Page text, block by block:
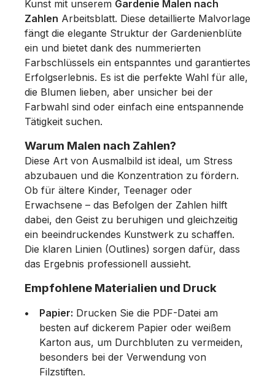
Kunst mit unserem Gardenie Malen nach
Zahlen Arbeitsblatt. Diese detaillierte Malvorlage
fängt die elegante Struktur der Gardenienblüte
ein und bietet dank des nummerierten
Farbschlüssels ein entspanntes und garantiertes
Erfolgserlebnis. Es ist die perfekte Wahl für alle,
die Blumen lieben, aber unsicher bei der
Farbwahl sind oder einfach eine entspannende
Tätigkeit suchen.
Warum Malen nach Zahlen?
Diese Art von Ausmalbild ist ideal, um Stress
abzubauen und die Konzentration zu fördern.
Ob für ältere Kinder, Teenager oder
Erwachsene – das Befolgen der Zahlen hilft
dabei, den Geist zu beruhigen und gleichzeitig
ein beeindruckendes Kunstwerk zu schaffen.
Die klaren Linien (Outlines) sorgen dafür, dass
das Ergebnis professionell aussieht.
Empfohlene Materialien und Druck
Papier: Drucken Sie die PDF-Datei am
besten auf dickerem Papier oder weißem
Karton aus, um Durchbluten zu vermeiden,
besonders bei der Verwendung von
Filzstiften.